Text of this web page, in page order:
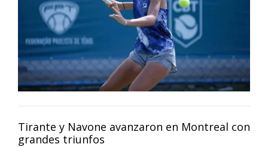
Tirante y Navone avanzaron en Montreal con
grandes triunfos